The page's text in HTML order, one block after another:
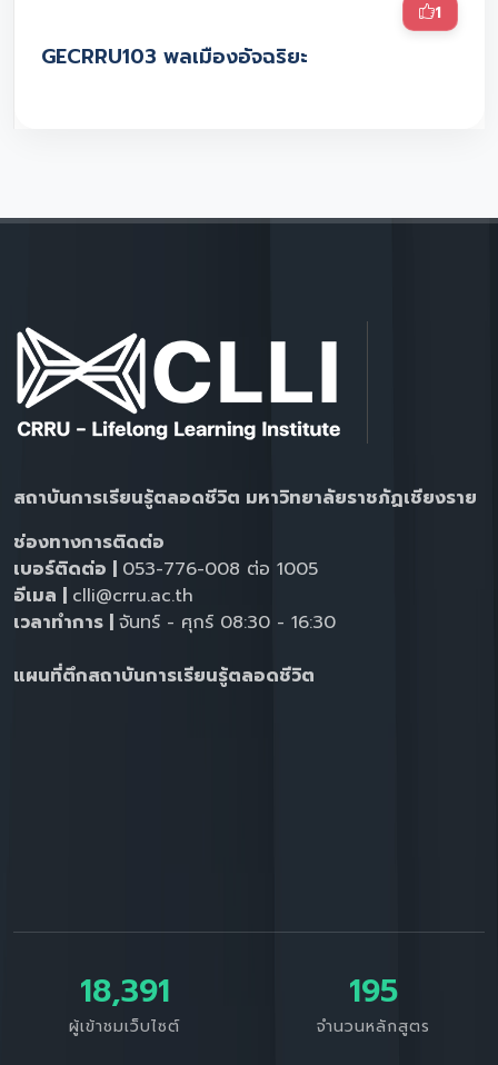
1
GECRRU103 พลเมืองอัจฉริยะ
สถาบันการเรียนรู้ตลอดชีวิต มหาวิทยาลัยราชภัฏเชียงราย
ช่องทางการติดต่อ
เบอร์ติดต่อ | 053-776-008 ต่อ 1005
อีเมล | clli@crru.ac.th
เวลาทำการ | จันทร์ - ศุกร์ 08:30 - 16:30
แผนที่ตึกสถาบันการเรียนรู้ตลอดชีวิต
18,391
ผู้เข้าชมเว็บไซต์
195
จำนวนหลักสูตร